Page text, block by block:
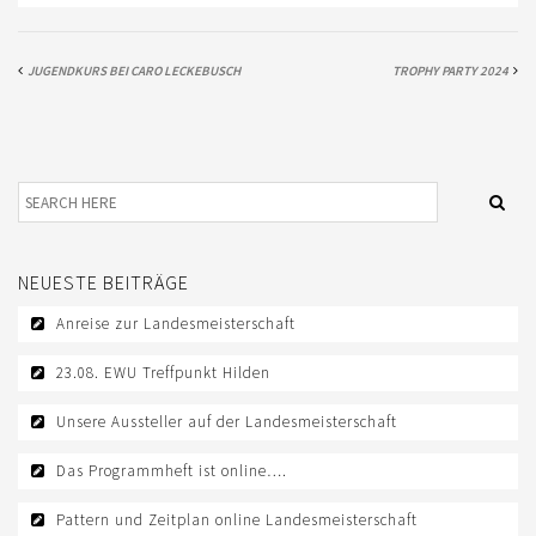
VEREIN
DOWNLOADS EWU RHEINLAND
DOWNLOADS EWU BUND
EWU BUND
LANDESVERBÄNDE
JUGEND
KIDS CLUB
JUNGPFERDEPROGRAMM
SATZUNG/RECHTSORDNUNG
JUGENDKURS BEI CARO LECKEBUSCH TROPHY PARTY 2024
NEUESTE BEITRÄGE
Anreise zur Landesmeisterschaft
23.08. EWU Treffpunkt Hilden
Unsere Aussteller auf der Landesmeisterschaft
Das Programmheft ist online….
Pattern und Zeitplan online Landesmeisterschaft